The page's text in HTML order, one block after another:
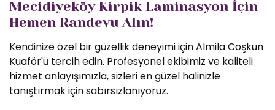
Mecidiyeköy Kirpik Laminasyon İçin
Hemen Randevu Alın!
Kendinize özel bir güzellik deneyimi için Almila Coşkun
Kuaför'ü tercih edin. Profesyonel ekibimiz ve kaliteli
hizmet anlayışımızla, sizleri en güzel halinizle
tanıştırmak için sabırsızlanıyoruz.